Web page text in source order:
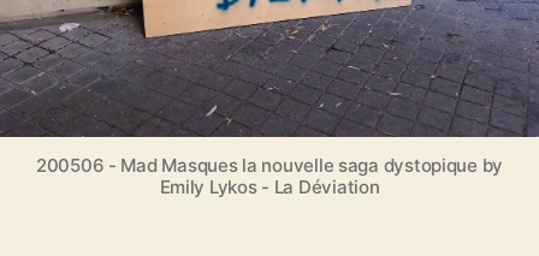
i
c
l
e
l
e
e
d
e
s
c
o
n
f
200506 - Mad Masques la nouvelle saga dystopique by
Emily Lykos - La Déviation